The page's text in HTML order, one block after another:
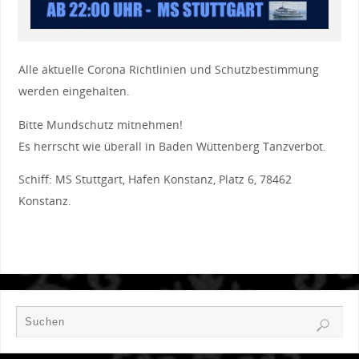
Alle aktuelle Corona Richtlinien und Schutzbestimmung
werden eingehalten.
Bitte Mundschutz mitnehmen!
Es herrscht wie überall in Baden Wüttenberg Tanzverbot.
Schiff: MS Stuttgart, Hafen Konstanz, Platz 6, 78462
Konstanz.